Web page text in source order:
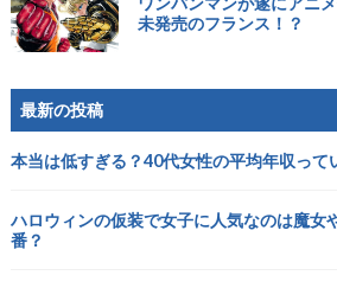
未発売のフランス！？
最新の投稿
本当は低すぎる？40代女性の平均年収って
ハロウィンの仮装で女子に人気なのは魔女
番？